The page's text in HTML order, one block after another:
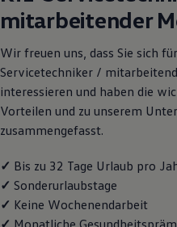
mitarbeitender
Wir freuen uns, dass Sie sich
Servicetechniker /
interessieren und haben die
Vorteilen und zu unserem
zusammengefasst.
✓ Bis zu 32 Tage Urlaub pro
✓ Sonderurlaubstage
✓ Keine Wochenendarbeit
✓ Monatliche